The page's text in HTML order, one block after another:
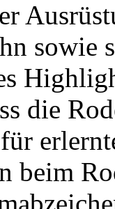
sowie
die
beim